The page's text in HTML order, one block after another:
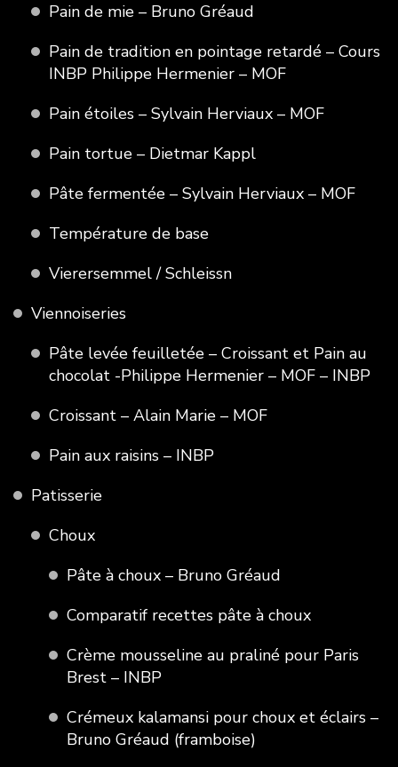
Pain de mie – Bruno Gréaud
Pain de tradition en pointage retardé – Cours
INBP Philippe Hermenier – MOF
Pain étoiles – Sylvain Herviaux – MOF
Pain tortue – Dietmar Kappl
Pâte fermentée – Sylvain Herviaux – MOF
Température de base
Vierersemmel / Schleissn
Viennoiseries
Pâte levée feuilletée – Croissant et Pain au
chocolat -Philippe Hermenier – MOF – INBP
Croissant – Alain Marie – MOF
Pain aux raisins – INBP
Patisserie
Choux
Pâte à choux – Bruno Gréaud
Comparatif recettes pâte à choux
Crème mousseline au praliné pour Paris
Brest – INBP
Crémeux kalamansi pour choux et éclairs –
Bruno Gréaud (framboise)